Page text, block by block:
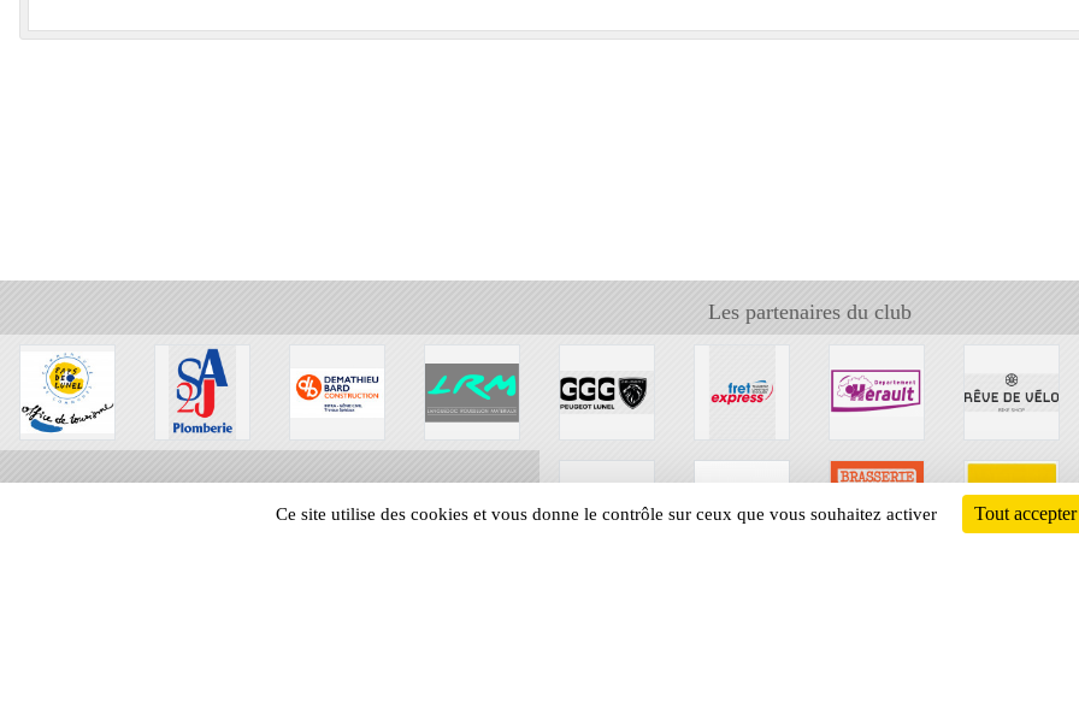
Les partenaires du club
Ce site utilise des cookies et vous donne le contrôle sur ceux que vous souhaitez activer Tout accepter